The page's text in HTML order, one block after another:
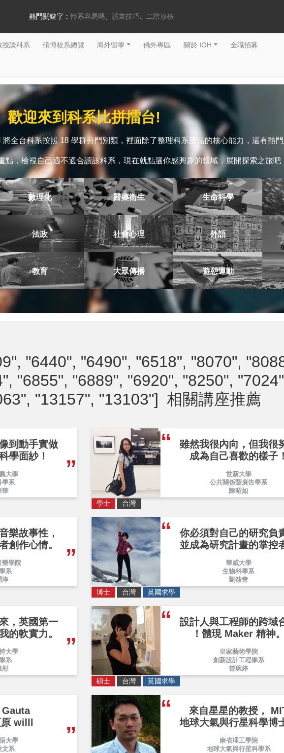
熱門關鍵字： 轉系容易嗎 讀書技巧 二階放榜
授談科系 碩博校系總覽 海外留學 僑外專區 關於 IOH 全職招募
歡迎來到科系比拼擂台!
全台科系按照 18 學群分門別類，裡面除了整理科系所需的核心能力，還有熱
點，檢視自己適不適合讀該科系，現在就點選你感興趣的領域，展開探索之旅吧
數理化 醫藥衛生 生命科學
法政 社會心理 外語
教育 大眾傳播 遊憩運動
"6440", "6490", "6518", "8070",
"6855", "6889", "6920", "8250",
"13157", "13103"] 相關講座推薦
到動手實做
學面紗！
大學
學系
華
雖然我很內向，但我很
成為自己喜歡的樣子！
世新大學
公共關係暨廣告學系
陳昭如
學士 台灣
樂故事性，
創作心情。
樂學院
系
淳
你必須對自己的研究負
並成為研究計畫的掌控
華威大學
生物科學系
劉筱蕾
博士 台灣 英國求學
，英國第一
的軟實力。
大學
系
彤
設計人與工程師的跨域
！體現 Maker 精神。
皇家藝術學院
創新設計工程學系
曾琬婷
碩士 台灣 英國求學
willl
大學
文系
來自星星的教授，
地球大氣與行星科學博
麻省理工學院
地球大氣與行星科學系